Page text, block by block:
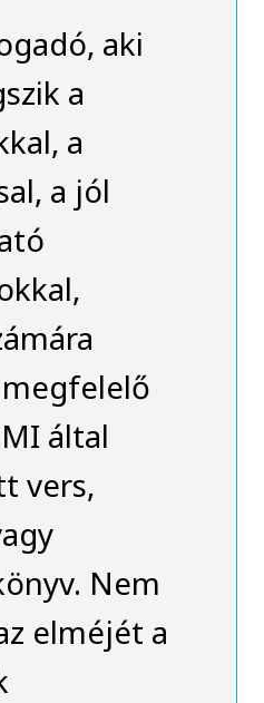
aki
a
a
a jól
által
vers,
Nem
elméjét a